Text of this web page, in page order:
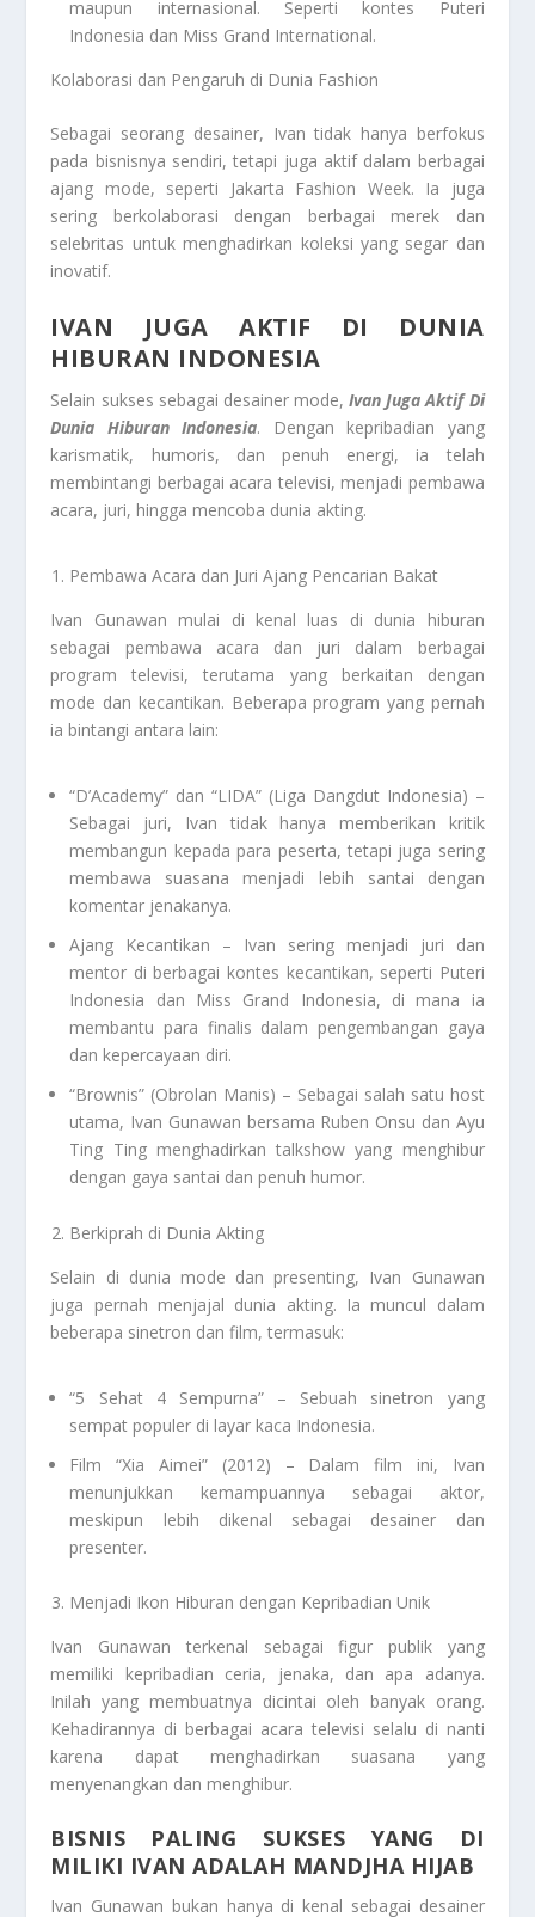
maupun internasional. Seperti kontes Puteri
Indonesia dan Miss Grand International.
Kolaborasi dan Pengaruh di Dunia Fashion
Sebagai seorang desainer, Ivan tidak hanya berfokus
pada bisnisnya sendiri, tetapi juga aktif dalam berbagai
ajang mode, seperti Jakarta Fashion Week. Ia juga
sering berkolaborasi dengan berbagai merek dan
selebritas untuk menghadirkan koleksi yang segar dan
inovatif.
IVAN JUGA AKTIF DI DUNIA
HIBURAN INDONESIA
Selain sukses sebagai desainer mode,Ivan Juga Aktif Di
Dunia Hiburan Indonesia. Dengan kepribadian yang
karismatik, humoris, dan penuh energi, ia telah
membintangi berbagai acara televisi, menjadi pembawa
acara, juri, hingga mencoba dunia akting.
Pembawa Acara dan Juri Ajang Pencarian Bakat
Ivan Gunawan mulai di kenal luas di dunia hiburan
sebagai pembawa acara dan juri dalam berbagai
program televisi, terutama yang berkaitan dengan
mode dan kecantikan. Beberapa program yang pernah
ia bintangi antara lain:
“D’Academy” dan “LIDA” (Liga Dangdut Indonesia) –
Sebagai juri, Ivan tidak hanya memberikan kritik
membangun kepada para peserta, tetapi juga sering
membawa suasana menjadi lebih santai dengan
komentar jenakanya.
Ajang Kecantikan – Ivan sering menjadi juri dan
mentor di berbagai kontes kecantikan, seperti Puteri
Indonesia dan Miss Grand Indonesia, di mana ia
membantu para finalis dalam pengembangan gaya
dan kepercayaan diri.
“Brownis” (Obrolan Manis) – Sebagai salah satu host
utama, Ivan Gunawan bersama Ruben Onsu dan Ayu
Ting Ting menghadirkan talkshow yang menghibur
dengan gaya santai dan penuh humor.
Berkiprah di Dunia Akting
Selain di dunia mode dan presenting, Ivan Gunawan
juga pernah menjajal dunia akting. Ia muncul dalam
beberapa sinetron dan film, termasuk:
“5 Sehat 4 Sempurna” – Sebuah sinetron yang
sempat populer di layar kaca Indonesia.
Film “Xia Aimei” (2012) – Dalam film ini, Ivan
menunjukkan kemampuannya sebagai aktor,
meskipun lebih dikenal sebagai desainer dan
presenter.
Menjadi Ikon Hiburan dengan Kepribadian Unik
Ivan Gunawan terkenal sebagai figur publik yang
memiliki kepribadian ceria, jenaka, dan apa adanya.
Inilah yang membuatnya dicintai oleh banyak orang.
Kehadirannya di berbagai acara televisi selalu di nanti
karena dapat menghadirkan suasana yang
menyenangkan dan menghibur.
BISNIS PALING SUKSES YANG DI
MILIKI IVAN ADALAH MANDJHA HIJAB
Ivan Gunawan bukan hanya di kenal sebagai desainer